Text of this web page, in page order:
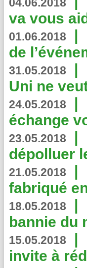
va vous
01.06.2018 |
de
31.05.2018 |
Uni ne
24.05.2018 |
échange
23.05.2018 |
dépolluer
21.05.2018 |
fabriqué
18.05.2018 |
bannie du
15.05.2018 |
invite à